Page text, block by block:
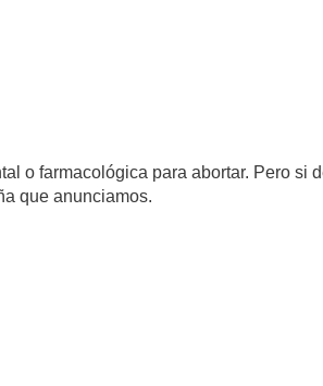
o farmacológica para abortar. Pero si
que anunciamos.